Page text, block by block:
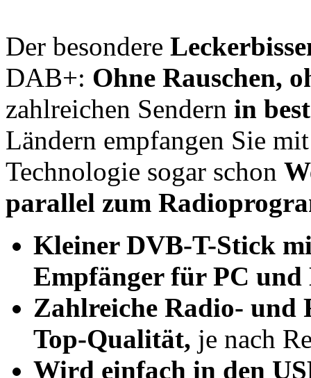
Der besondere
DAB+: Ohne Rauschen,
zahlreichen Sendern in
Ländern empfangen Sie
Technologie sogar schon
parallel zum
Kleiner DVB-T-Stick
Empfänger für PC und
Zahlreiche Radio- und
Top-Qualität, je nach
Wird einfach in den